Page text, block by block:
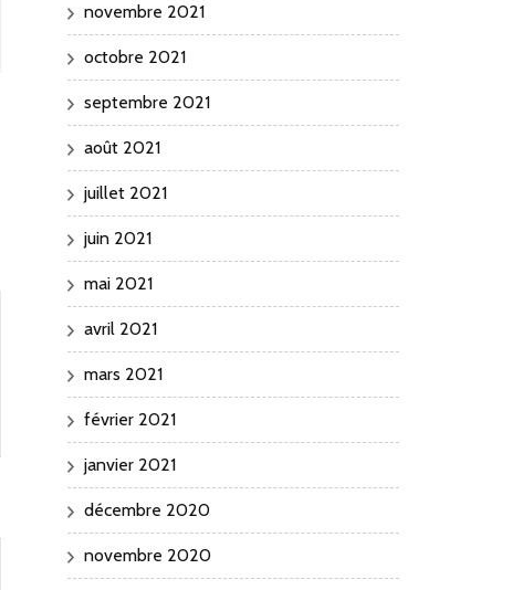
novembre 2021
octobre 2021
septembre 2021
août 2021
juillet 2021
juin 2021
mai 2021
avril 2021
mars 2021
février 2021
janvier 2021
décembre 2020
novembre 2020